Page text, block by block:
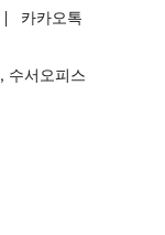
카카오톡
수서오피스